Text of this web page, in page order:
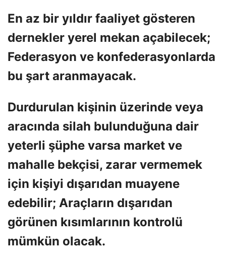
En az bir yıldır faaliyet gösteren
dernekler yerel mekan açabilecek;
Federasyon ve konfederasyonlarda
bu şart aranmayacak.
Durdurulan kişinin üzerinde veya
aracında silah bulunduğuna dair
yeterli şüphe varsa market ve
mahalle bekçisi, zarar vermemek
için kişiyi dışarıdan muayene
edebilir; Araçların dışarıdan
görünen kısımlarının kontrolü
mümkün olacak.